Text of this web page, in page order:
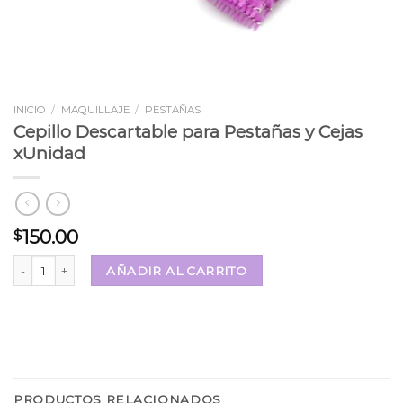
INICIO / MAQUILLAJE / PESTAÑAS
Cepillo Descartable para Pestañas y Cejas
xUnidad
$150.00
Cepillo Descartable para Pestañas y Cejas xUnidad cantidad
AÑADIR AL CARRITO
PRODUCTOS RELACIONADOS